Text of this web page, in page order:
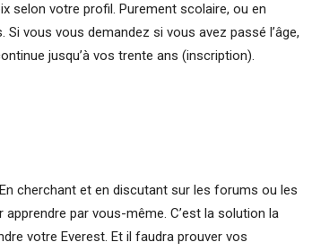
selon votre profil. Purement scolaire, ou en
vous vous demandez si vous avez passé l’âge,
jusqu’à vos trente ans (inscription).
cherchant et en discutant sur les forums ou les
par vous-même. C’est la solution la
votre Everest. Et il faudra prouver vos